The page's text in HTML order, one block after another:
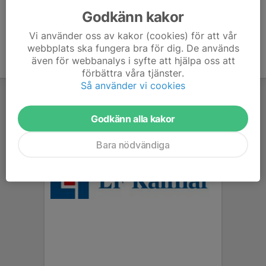
Godkänn kakor
Vi använder oss av kakor (cookies) för att vår
webbplats ska fungera bra för dig. De används
även för webbanalys i syfte att hjälpa oss att
förbättra våra tjänster.
Så använder vi cookies
Godkänn alla kakor
Bara nödvändiga